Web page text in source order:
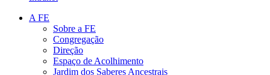
A FE
Sobre a FE
Congregação
Direção
Espaço de Acolhimento
Jardim dos Saberes Ancestrais